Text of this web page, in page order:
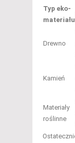
Typ eko-
materiału
Drewno
Kamień
Materiały
roślinne